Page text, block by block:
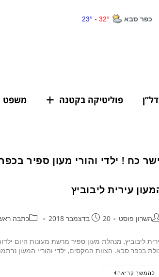
פוליטיקה בקטנה משפט
כח ! ילדי והורי מעון ספיר
עירית ליבוביץ
השרון פוסט 20 בדצמבר 2018 כתבה
ליבוביץ, מנהלת מעון ספיר מרשת מעונות היום
בכפר סבא. הצוות המקסים, ילדי והוריי המעון
להמשך קריאה